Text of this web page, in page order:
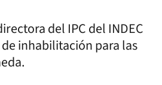
del IPC del INDEC
inhabilitación para las